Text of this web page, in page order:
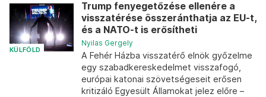
KÜLFÖLD
Trump fenyegetőzése ellenére a
visszatérése összeránthatja az EU-t,
és a NATO-t is erősítheti
Nyilas Gergely
A Fehér Házba visszatérő elnök győzelme
egy szabadkereskedelmet visszafogó,
európai katonai szövetségeseit erősen
kritizáló Egyesült Államokat jelez előre –